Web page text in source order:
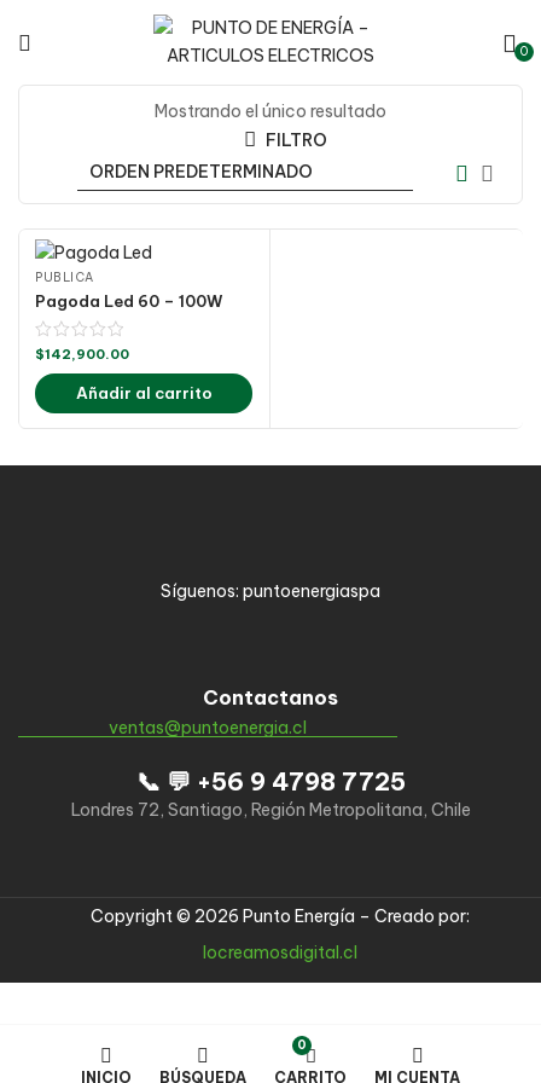
0
Mostrando el único resultado
FILTRO
PUBLICA
Pagoda Led 60 – 100W
$142,900.00
Añadir al carrito
Síguenos: puntoenergiaspa
Contactanos
ventas@puntoenergia.cl
📞 💬 +56 9 4798 7725
Londres 72, Santiago, Región Metropolitana, Chile
Copyright © 2026 Punto Energía – Creado por:
locreamosdigital.cl
INICIO BÚSQUEDA
0
CARRITO MI CUENTA